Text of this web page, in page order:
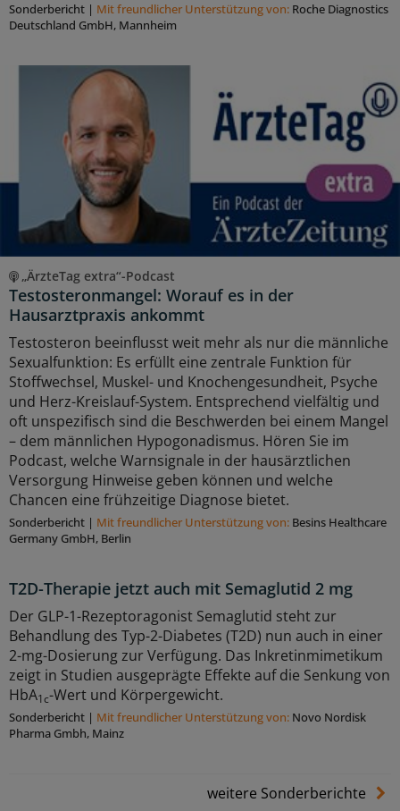
Sonderbericht | Mit freundlicher Unterstützung von: Roche Diagnostics
Deutschland GmbH, Mannheim
„ÄrzteTag extra“-Podcast
Testosteronmangel: Worauf es in der
Hausarztpraxis ankommt
Testosteron beeinflusst weit mehr als nur die männliche
Sexualfunktion: Es erfüllt eine zentrale Funktion für
Stoffwechsel, Muskel- und Knochengesundheit, Psyche
und Herz-Kreislauf-System. Entsprechend vielfältig und
oft unspezifisch sind die Beschwerden bei einem Mangel
– dem männlichen Hypogonadismus. Hören Sie im
Podcast, welche Warnsignale in der hausärztlichen
Versorgung Hinweise geben können und welche
Chancen eine frühzeitige Diagnose bietet.
Sonderbericht | Mit freundlicher Unterstützung von: Besins Healthcare
Germany GmbH, Berlin
T2D-Therapie jetzt auch mit Semaglutid 2 mg
Der GLP-1-Rezeptoragonist Semaglutid steht zur
Behandlung des Typ-2-Diabetes (T2D) nun auch in einer
2-mg-Dosierung zur Verfügung. Das Inkretinmimetikum
zeigt in Studien ausgeprägte Effekte auf die Senkung von
HbA1c-Wert und Körpergewicht.
Sonderbericht | Mit freundlicher Unterstützung von: Novo Nordisk
Pharma Gmbh, Mainz
weitere Sonderberichte